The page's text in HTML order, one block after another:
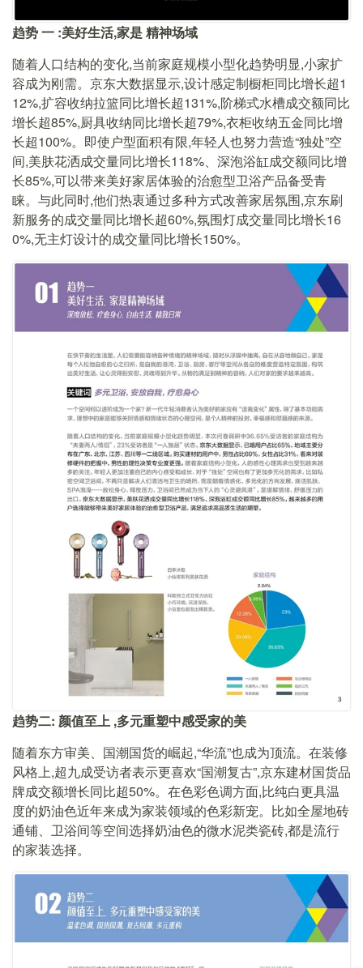
趋势一 :美好生活,家是精神场域
随着人口结构的变化,当前家庭规模小型化趋势明显,小家扩
容成为刚需。京东大数据显示,设计感定制橱柜同比增长超1
12%,扩容收纳拉篮同比增长超131%,阶梯式水槽成交额同比
增长超85%,厨具收纳同比增长超79%,衣柜收纳五金同比增
长超100%。即使户型面积有限,年轻人也努力营造“独处”空
间,美肤花洒成交量同比增长118%、深泡浴缸成交额同比增
长85%,可以带来美好家居体验的治愈型卫浴产品备受青
睐。与此同时,他们热衷通过多种方式改善家居氛围,京东刷
新服务的成交量同比增长超60%,氛围灯成交量同比增长16
0%,无主灯设计的成交量同比增长150%。
趋势二: 颜值至上 ,多元重塑中感受家的美
随着东方审美、国潮国货的崛起,“华流”也成为顶流。在装修
风格上,超九成受访者表示更喜欢“国潮复古”,京东建材国货品
牌成交额增长同比超50%。在色彩色调方面,比纯白更具温
度的奶油色近年来成为家装领域的色彩新宠。比如全屋地砖
通铺、卫浴间等空间选择奶油色的微水泥类瓷砖,都是流行
的家装选择。